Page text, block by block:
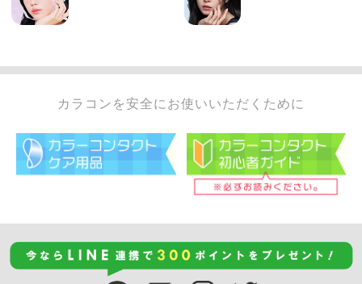
カラコンを安全にお使いいただくために